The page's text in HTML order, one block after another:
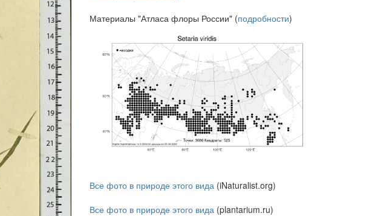
Материалы "Атласа флоры России" (подробности)
Все фото в природе этого вида (iNaturalist.org)
Все фото в природе этого вида (plantarium.ru)